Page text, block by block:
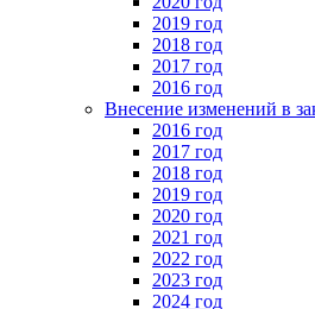
2019 год
2018 год
2017 год
2016 год
Внесение изменений в
2016 год
2017 год
2018 год
2019 год
2020 год
2021 год
2022 год
2023 год
2024 год